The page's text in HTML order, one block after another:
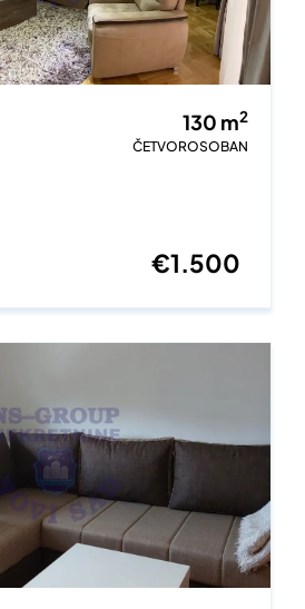
130 m2
ČETVOROSOBAN
€1.500